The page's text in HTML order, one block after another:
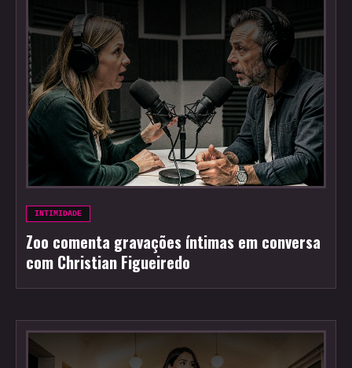
INTIMIDADE
Zoo comenta gravações íntimas em conversa
com Christian Figueiredo